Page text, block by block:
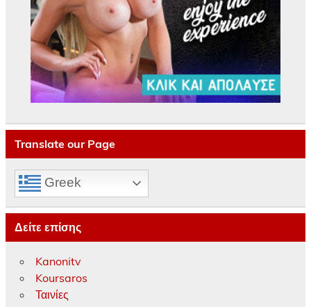
Translate our Page
Greek
Δείτε επίσης
Kanonitv
Koursaros
Ταινίες